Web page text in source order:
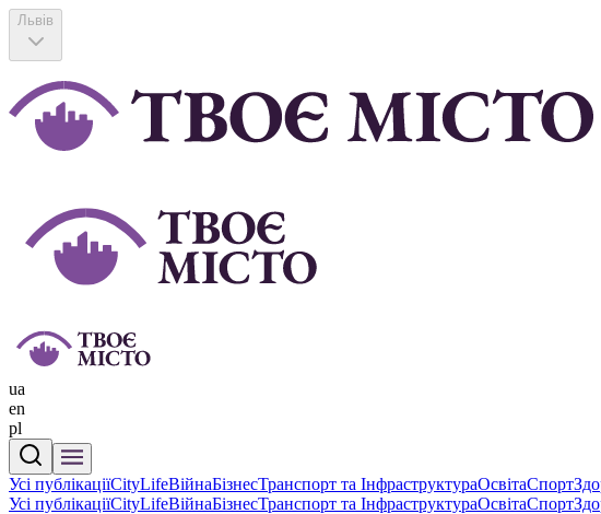
Львів
ua
en
pl
Усі публікаціїCityLifeВійнаБізнесТранспорт та ІнфраструктураОсвітаСпорт
Усі публікаціїCityLifeВійнаБізнесТранспорт та ІнфраструктураОсвітаСпорт